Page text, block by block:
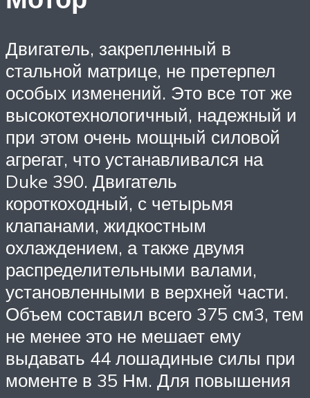
Двигатель, закрепленный в
стальной матрице, не претерпел
особых изменений. Это все тот же
высокотехнологичный, надежный и
при этом очень мощный силовой
агрегат, что устанавливался на
Duke 390. Двигатель
короткоходный, с четырьмя
клапанами, жидкостным
охлаждением, а также двумя
распределительными валами,
установленными в верхней части.
Объем составил всего 375 см3, тем
не менее это не мешает ему
выдавать 44 лошадиные силы при
моменте в 35 Нм. Для повышения